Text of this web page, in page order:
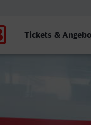
Tickets &
Hbf -